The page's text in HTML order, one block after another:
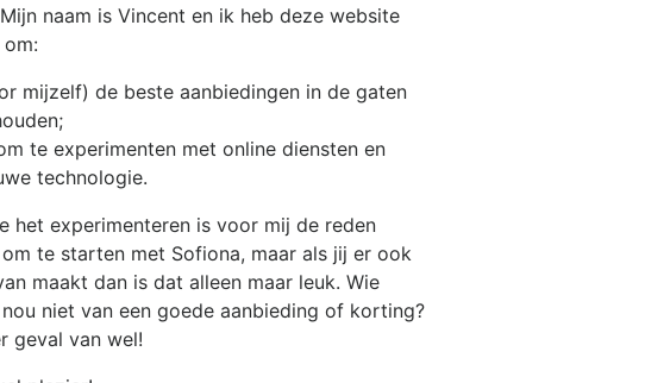
naam is Vincent en ik heb deze website
mijzelf) de beste aanbiedingen in de gaten
te experimenten met online diensten en
technologie.
het experimenteren is voor mij de reden
te starten met Sofiona, maar als jij er ook
maakt dan is dat alleen maar leuk. Wie
niet van een goede aanbieding of korting?
geval van wel!